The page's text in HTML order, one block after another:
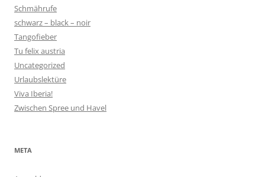
Schmährufe
schwarz – black – noir
Tangofieber
Tu felix austria
Uncategorized
Urlaubslektüre
Viva Iberia!
Zwischen Spree und Havel
META